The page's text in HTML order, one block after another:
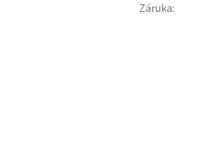
Záruka: